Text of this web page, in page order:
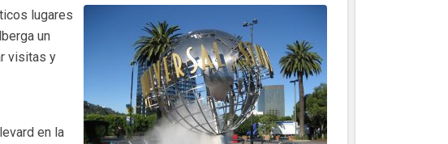
lugares
un
visitas y
en la